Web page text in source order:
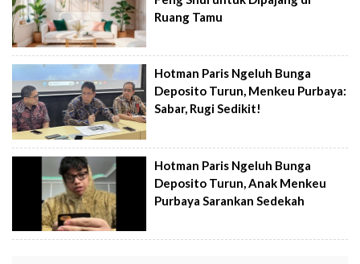
Ruang Tamu
Hotman Paris Ngeluh Bunga
Deposito Turun, Menkeu Purbaya:
Sabar, Rugi Sedikit!
Hotman Paris Ngeluh Bunga
Deposito Turun, Anak Menkeu
Purbaya Sarankan Sedekah